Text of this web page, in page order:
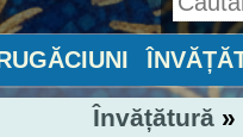
Învățătură»